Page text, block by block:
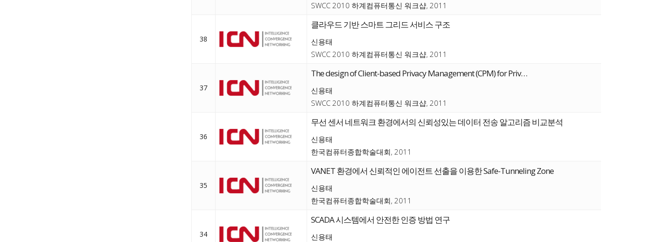
SWCC 2010 하계컴퓨터통신 워크샵, 2011
38
클라우드 기반 스마트 그리드 서비스 구조
신용태
SWCC 2010 하계컴퓨터통신 워크샵, 2011
37
The design of Client-based Privacy Management (CPM) for Priv…
신용태
SWCC 2010 하계컴퓨터통신 워크샵, 2011
36
무선 센서 네트워크 환경에서의 신뢰성있는 데이터 전송 알고리즘 비교분석
신용태
한국컴퓨터종합학술대회, 2011
35
VANET 환경에서 신뢰적인 에이전트 선출을 이용한 Safe-Tunneling Zone
신용태
한국컴퓨터종합학술대회, 2011
34
SCADA 시스템에서 안전한 인증 방법 연구
신용태